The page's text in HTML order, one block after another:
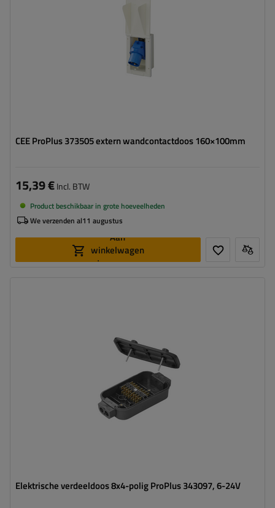
CEE ProPlus 373505 extern wandcontactdoos 160×100mm
15,39 €Incl. BTW
Product beschikbaar in grote hoeveelheden
We verzenden al11 augustus
Aan
winkelwagen
toevoegen
Elektrische verdeeldoos 8x4-polig ProPlus 343097, 6-24V